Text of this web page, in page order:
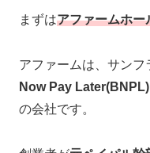
まずはアファームホー
アファームは、サンフ
Now Pay Later(BNPL)
の会社です。